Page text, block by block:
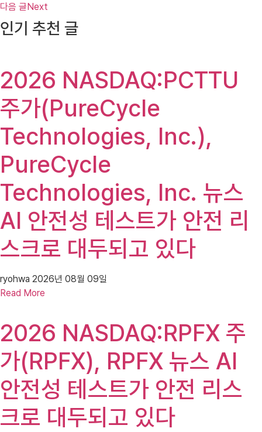
다음 글Next
인기 추천 글
2026 NASDAQ:PCTTU
주가(PureCycle
Technologies, Inc.),
PureCycle
Technologies, Inc. 뉴스
AI 안전성 테스트가 안전 리
스크로 대두되고 있다
ryohwa 2026년 08월 09일
Read More
2026 NASDAQ:RPFX 주
가(RPFX), RPFX 뉴스 AI
안전성 테스트가 안전 리스
크로 대두되고 있다